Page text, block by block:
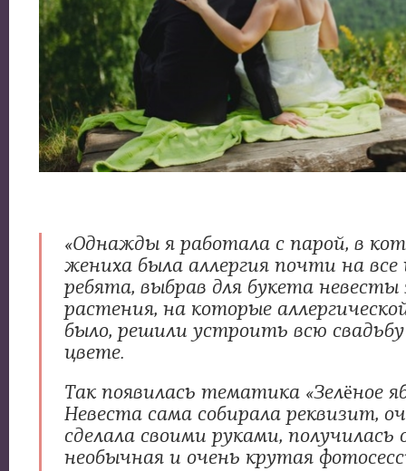
«Однажды я работала с парой, в
жениха была аллергия почти на
ребята, выбрав для букета невесты
растения, на которые
было, решили устроить всю свадьбу
цвете.
Так появилась тематика «Зелёное
Невеста сама собирала реквизит,
сделала своими руками, получилась
необычная и очень крутая